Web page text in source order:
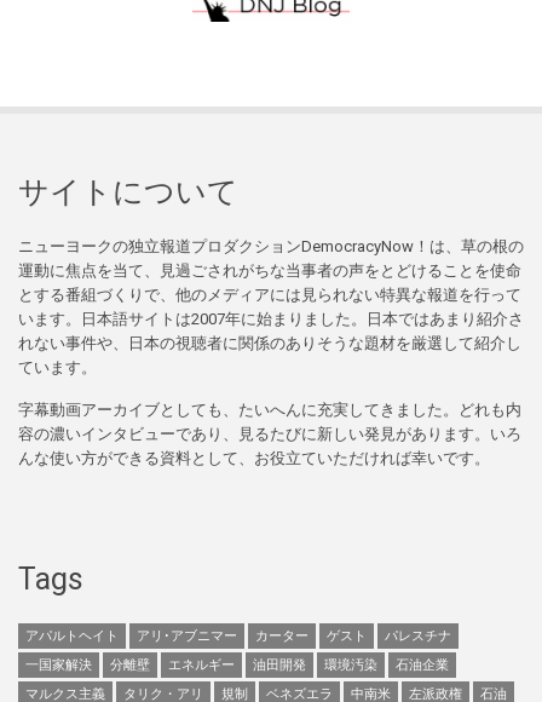
サイトについて
ニューヨークの独立報道プロダクションDemocracyNow！は、草の根の
運動に焦点を当て、見過ごされがちな当事者の声をとどけることを使命
とする番組づくりで、他のメディアには見られない特異な報道を行って
います。日本語サイトは2007年に始まりました。日本ではあまり紹介さ
れない事件や、日本の視聴者に関係のありそうな題材を厳選して紹介し
ています。
字幕動画アーカイブとしても、たいへんに充実してきました。どれも内
容の濃いインタビューであり、見るたびに新しい発見があります。いろ
んな使い方ができる資料として、お役立ていただければ幸いです。
Tags
アパルトヘイト アリ･アブニマー カーター ゲスト
パレスチナ
一国家解決
分離壁 エネルギー 油田開発 環境汚染
石油企業
マルクス主義
タリク・アリ 規制 ベネズエラ 中南米 左派政権 石油